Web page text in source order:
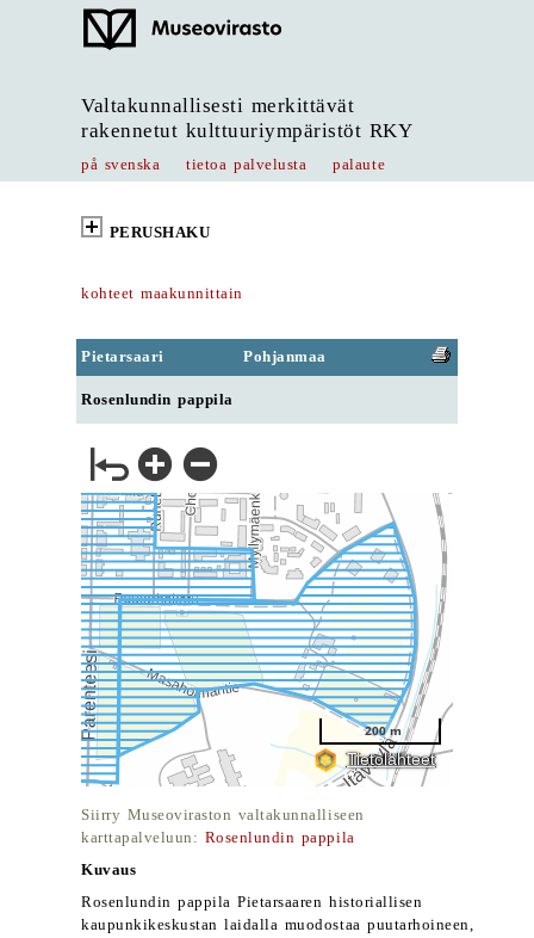
Valtakunnallisesti merkittävät
rakennetut kulttuuriympäristöt RKY
på svenska tietoa palvelusta palaute
PERUSHAKU
kohteet maakunnittain
Pietarsaari Pohjanmaa
Rosenlundin pappila
Siirry Museoviraston valtakunnalliseen
karttapalveluun: Rosenlundin pappila
Kuvaus
Rosenlundin pappila Pietarsaaren historiallisen
kaupunkikeskustan laidalla muodostaa puutarhoineen,